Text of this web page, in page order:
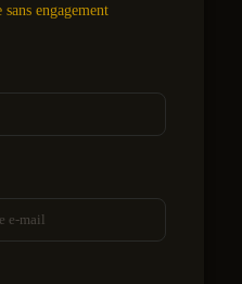
engagement